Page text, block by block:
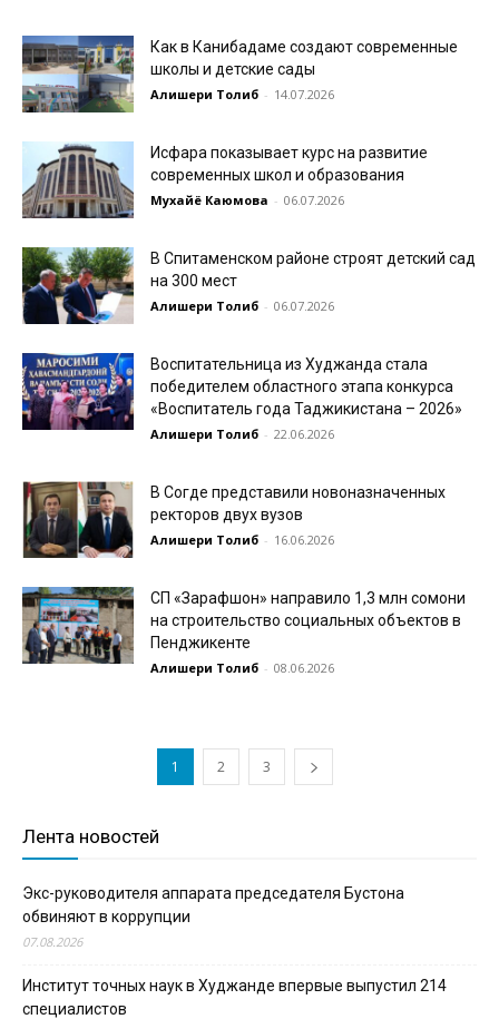
Как в Канибадаме создают современные
школы и детские сады
Алишери Толиб - 14.07.2026
Исфара показывает курс на развитие
современных школ и образования
Мухайё Каюмова - 06.07.2026
В Спитаменском районе строят детский сад
на 300 мест
Алишери Толиб - 06.07.2026
Воспитательница из Худжанда стала
победителем областного этапа конкурса
«Воспитатель года Таджикистана – 2026»
Алишери Толиб - 22.06.2026
В Согде представили новоназначенных
ректоров двух вузов
Алишери Толиб - 16.06.2026
СП «Зарафшон» направило 1,3 млн сомони
на строительство социальных объектов в
Пенджикенте
Алишери Толиб - 08.06.2026
1 2 3
Лента новостей
Экс-руководителя аппарата председателя Бустона
обвиняют в коррупции
07.08.2026
Институт точных наук в Худжанде впервые выпустил 214
специалистов